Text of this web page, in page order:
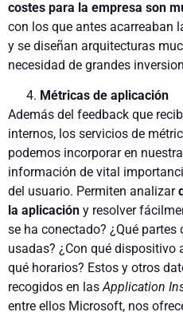
costes para la empresa son
con los que antes acarreaban
y se diseñan arquitecturas
necesidad de grandes
Métricas de aplicación
Además del feedback que
internos, los servicios de
podemos incor­porar en
información de vital
del usuario. Permiten analizar
la aplicación y resol­ver
se ha conectado? ¿Qué
usadas? ¿Con qué dispositivo
qué horarios? Estos y otros
recogidos en lasApplication
entre ellos Microsoft, nos